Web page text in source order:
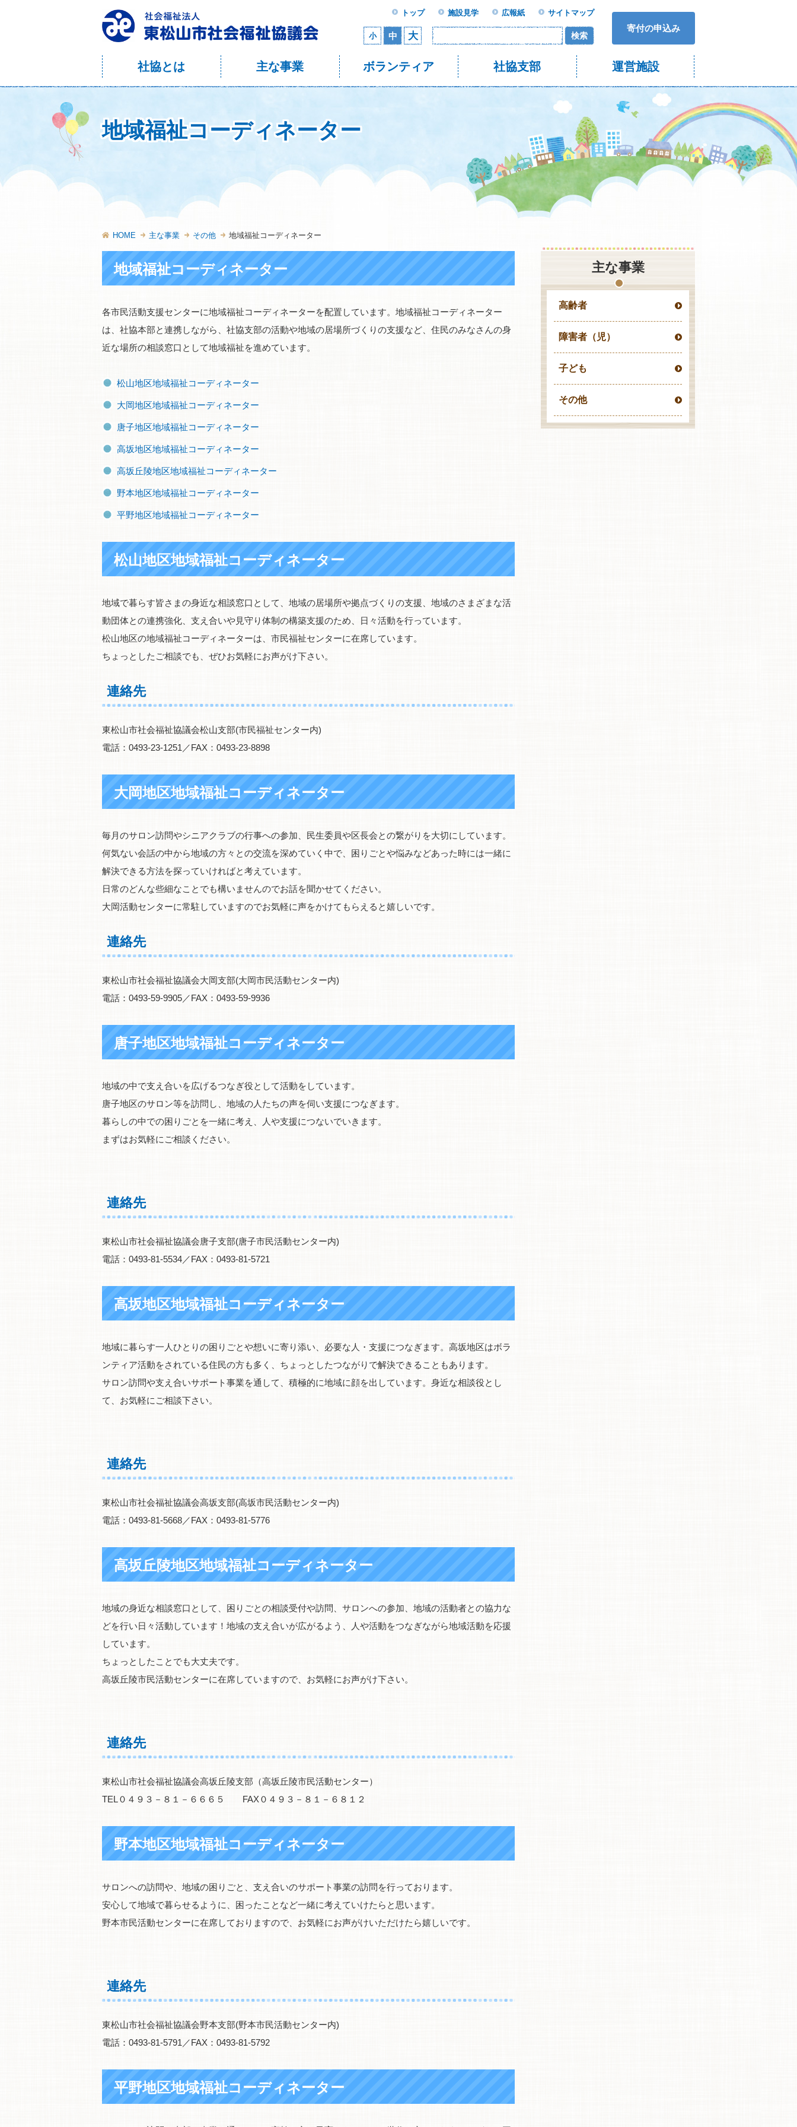
社協とは 主な事業 ボランティア 社協支部 運営施設
寄付の申込み
トップ 施設見学 広報紙 サイトマップ
小 中 大 検索
地域福祉コーディネーター
HOME 主な事業 その他 地域福祉コーディネーター
地域福祉コーディネーター
各市民活動支援センターに地域福祉コーディネーターを配置しています。地域福祉コーディネーター
は、社協本部と連携しながら、社協支部の活動や地域の居場所づくりの支援など、住民のみなさんの身
近な場所の相談窓口として地域福祉を進めています。
松山地区地域福祉コーディネーター
大岡地区地域福祉コーディネーター
唐子地区地域福祉コーディネーター
高坂地区地域福祉コーディネーター
高坂丘陵地区地域福祉コーディネーター
野本地区地域福祉コーディネーター
平野地区地域福祉コーディネーター
松山地区地域福祉コーディネーター
地域で暮らす皆さまの身近な相談窓口として、地域の居場所や拠点づくりの支援、地域のさまざまな活
動団体との連携強化、支え合いや見守り体制の構築支援のため、日々活動を行っています。
松山地区の地域福祉コーディネーターは、市民福祉センターに在席しています。
ちょっとしたご相談でも、ぜひお気軽にお声がけ下さい。
連絡先
東松山市社会福祉協議会松山支部(市民福祉センター内)
電話：0493-23-1251／FAX：0493-23-8898
大岡地区地域福祉コーディネーター
毎月のサロン訪問やシニアクラブの行事への参加、民生委員や区長会との繋がりを大切にしています。
何気ない会話の中から地域の方々との交流を深めていく中で、困りごとや悩みなどあった時には一緒に
解決できる方法を探っていければと考えています。
日常のどんな些細なことでも構いませんのでお話を聞かせてください。
大岡活動センターに常駐していますのでお気軽に声をかけてもらえると嬉しいです。
連絡先
東松山市社会福祉協議会大岡支部(大岡市民活動センター内)
電話：0493-59-9905／FAX：0493-59-9936
唐子地区地域福祉コーディネーター
地域の中で支え合いを広げるつなぎ役として活動をしています。
唐子地区のサロン等を訪問し、地域の人たちの声を伺い支援につなぎます。
暮らしの中での困りごとを一緒に考え、人や支援につないでいきます。
まずはお気軽にご相談ください。
連絡先
東松山市社会福祉協議会唐子支部(唐子市民活動センター内)
電話：0493-81-5534／FAX：0493-81-5721
高坂地区地域福祉コーディネーター
地域に暮らす一人ひとりの困りごとや想いに寄り添い、必要な人・支援につなぎます。高坂地区はボラ
ンティア活動をされている住民の方も多く、ちょっとしたつながりで解決できることもあります。
サロン訪問や支え合いサポート事業を通して、積極的に地域に顔を出しています。身近な相談役とし
て、お気軽にご相談下さい。
連絡先
東松山市社会福祉協議会高坂支部(高坂市民活動センター内)
電話：0493-81-5668／FAX：0493-81-5776
高坂丘陵地区地域福祉コーディネーター
地域の身近な相談窓口として、困りごとの相談受付や訪問、サロンへの参加、地域の活動者との協力な
どを行い日々活動しています！地域の支え合いが広がるよう、人や活動をつなぎながら地域活動を応援
しています。
ちょっとしたことでも大丈夫です。
高坂丘陵市民活動センターに在席していますので、お気軽にお声がけ下さい。
連絡先
東松山市社会福祉協議会高坂丘陵支部（高坂丘陵市民活動センター）
TEL０４９３－８１－６６６５ FAX０４９３－８１－６８１２
野本地区地域福祉コーディネーター
サロンへの訪問や、地域の困りごと、支え合いのサポート事業の訪問を行っております。
安心して地域で暮らせるように、困ったことなど一緒に考えていけたらと思います。
野本市民活動センターに在席しておりますので、お気軽にお声がけいただけたら嬉しいです。
連絡先
東松山市社会福祉協議会野本支部(野本市民活動センター内)
電話：0493-81-5791／FAX：0493-81-5792
平野地区地域福祉コーディネーター
主な事業
高齢者
障害者（児）
子ども
その他